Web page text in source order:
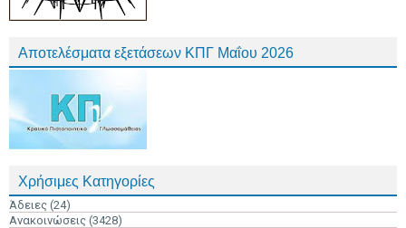
Αποτελέσματα εξετάσεων ΚΠΓ Μαΐου 2026
Χρήσιμες Κατηγορίες
Άδειες (24)
Ανακοινώσεις (3428)